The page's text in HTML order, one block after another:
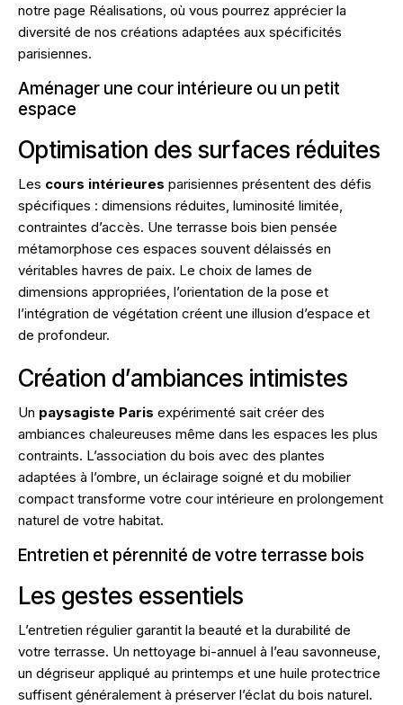
notre page Réalisations , où vous pourrez apprécier la
diversité de nos créations adaptées aux spécificités
parisiennes.
Aménager une cour intérieure ou un petit
espace
Optimisation des surfaces réduites
Les cours intérieures parisiennes présentent des défis
spécifiques : dimensions réduites, luminosité limitée,
contraintes d’accès. Une terrasse bois bien pensée
métamorphose ces espaces souvent délaissés en
véritables havres de paix. Le choix de lames de
dimensions appropriées, l’orientation de la pose et
l’intégration de végétation créent une illusion d’espace et
de profondeur.
Création d’ambiances intimistes
Un paysagiste Paris expérimenté sait créer des
ambiances chaleureuses même dans les espaces les plus
contraints. L’association du bois avec des plantes
adaptées à l’ombre, un éclairage soigné et du mobilier
compact transforme votre cour intérieure en prolongement
naturel de votre habitat.
Entretien et pérennité de votre terrasse bois
Les gestes essentiels
L’entretien régulier garantit la beauté et la durabilité de
votre terrasse. Un nettoyage bi-annuel à l’eau savonneuse,
un dégriseur appliqué au printemps et une huile protectrice
suffisent généralement à préserver l’éclat du bois naturel.